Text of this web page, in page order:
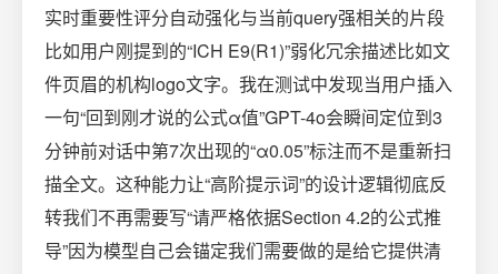
实时重要性评分自动强化与当前query强相关的片段
比如用户刚提到的“ICH E9(R1)”弱化冗余描述比如文
件页眉的机构logo文字。我在测试中发现当用户插入
一句“回到刚才说的公式α值”GPT-4o会瞬间定位到3
分钟前对话中第7次出现的“α0.05”标注而不是重新扫
描全文。这种能力让“高阶提示词”的设计逻辑彻底反
转我们不再需要写“请严格依据Section 4.2的公式推
导”因为模型自己会锚定我们需要做的是给它提供清